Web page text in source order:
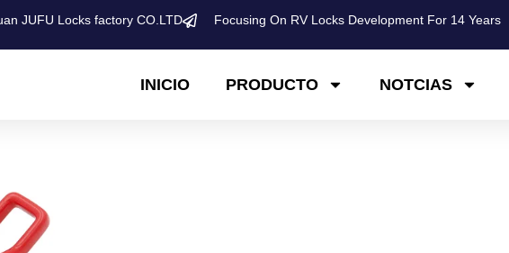
JUFU Locks factory CO.LTD Focusing On RV Locks Development For 14 Years
INICIO PRODUCTO NOTCIAS
equipos con necesidades de